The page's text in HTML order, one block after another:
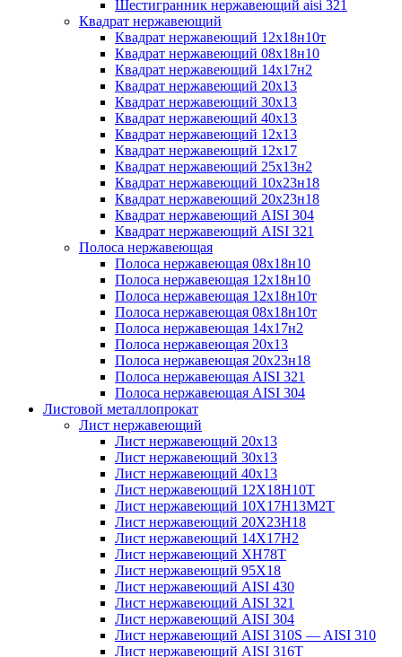
Шестигранник нержавеющий aisi 321
Квадрат нержавеющий
Квадрат нержавеющий 12х18н10т
Квадрат нержавеющий 08х18н10
Квадрат нержавеющий 14х17н2
Квадрат нержавеющий 20х13
Квадрат нержавеющий 30х13
Квадрат нержавеющий 40х13
Квадрат нержавеющий 12х13
Квадрат нержавеющий 12х17
Квадрат нержавеющий 25х13н2
Квадрат нержавеющий 10х23н18
Квадрат нержавеющий 20х23н18
Квадрат нержавеющий AISI 304
Квадрат нержавеющий AISI 321
Полоса нержавеющая
Полоса нержавеющая 08х18н10
Полоса нержавеющая 12х18н10
Полоса нержавеющая 12х18н10т
Полоса нержавеющая 08х18н10т
Полоса нержавеющая 14х17н2
Полоса нержавеющая 20х13
Полоса нержавеющая 20х23н18
Полоса нержавеющая AISI 321
Полоса нержавеющая AISI 304
Листовой металлопрокат
Лист нержавеющий
Лист нержавеющий 20х13
Лист нержавеющий 30х13
Лист нержавеющий 40х13
Лист нержавеющий 12Х18Н10Т
Лист нержавеющий 10Х17Н13М2T
Лист нержавеющий 20Х23Н18
Лист нержавеющий 14Х17Н2
Лист нержавеющий ХН78Т
Лист нержавеющий 95Х18
Лист нержавеющий AISI 430
Лист нержавеющий AISI 321
Лист нержавеющий AISI 304
Лист нержавеющий AISI 310S — AISI 310
Лист нержавеющий AISI 316T